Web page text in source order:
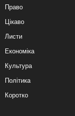
Право
Цікаво
Листи
Економіка
Культура
Політика
Коротко